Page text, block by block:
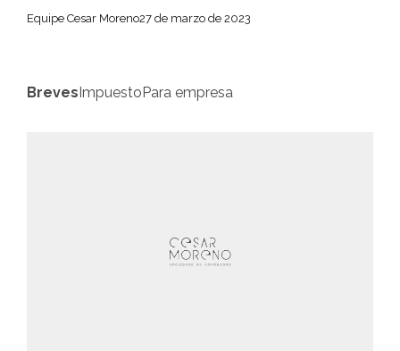
Equipe Cesar Moreno27 de marzo de 2023
BrevesImpuestoPara empresa